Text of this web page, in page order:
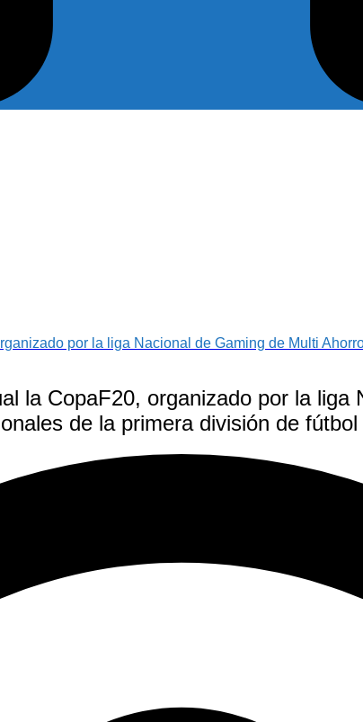
por la liga Nacional de Gaming de Multi
la CopaF20, organizado por la liga
de la primera división de